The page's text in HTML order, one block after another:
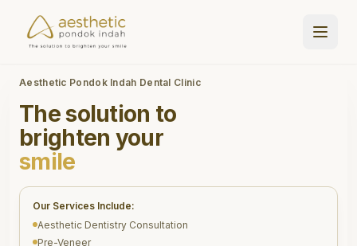
Aesthetic Pondok Indah Dental Clinic
The solution to
brighten your
smile
Our Services Include:
Aesthetic Dentistry Consultation
Pre-Veneer